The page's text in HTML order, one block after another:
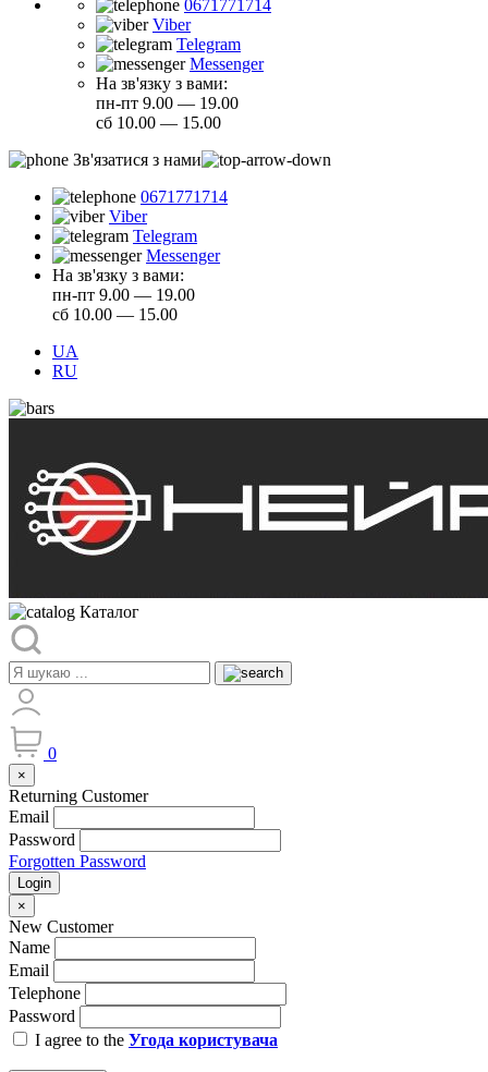
0671771714
Viber
Telegram
Messenger
На зв'язку з вами:
пн-пт 9.00 — 19.00
сб 10.00 — 15.00
Зв'язатися з нами
0671771714
Viber
Telegram
Messenger
На зв'язку з вами:
пн-пт 9.00 — 19.00
сб 10.00 — 15.00
UA
RU
Каталог
0
×
Returning Customer
Email
Password
Forgotten Password
Login
×
New Customer
Name
Email
Telephone
Password
I agree to the Угода користувача